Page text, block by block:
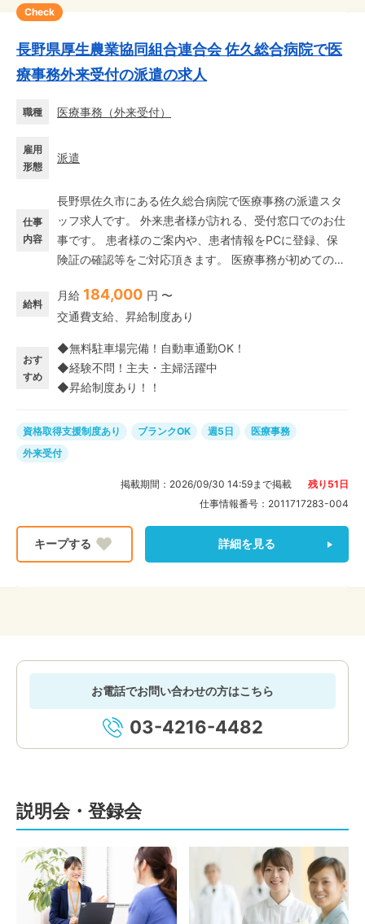
Check
長野県厚生農業協同組合連合会 佐久総合病院で医
療事務外来受付の派遣の求人
職種 医療事務 （外来受付）
雇用
形態
派遣
仕事
内容
長野県佐久市にある佐久総合病院で医療事務の派遣スタ
ッフ求人です。 外来患者様が訪れる、受付窓口でのお仕
事です。 患者様のご案内や、患者情報をPCに登録、保
険証の確認等をご対応頂きます。 医療事務が初めての方
業務なので、一般事務やスーパーのレジなど、接客の経
験を活かしてお仕事が出来ます! 医療事務経験者の方も大
ッフが活躍中! 分からないことは確認できるようフォロー
体制を整えています。
給料
月給 184,000 円 〜
交通費支給、昇給制度あり
おす
すめ
◆無料駐車場完備！自動車通勤OK！
◆経験不問！主夫・主婦活躍中
◆昇給制度あり！！
資格取得支援制度あり ブランクOK 週5日
医療事務
外来受付
掲載期間： 2026/09/30 14:59まで掲載 残り 51 日
仕事情報番号： 2011717283-004
詳細を見る
お電話でお問い合わせの方はこちら
03-4216-4482
説明会・登録会